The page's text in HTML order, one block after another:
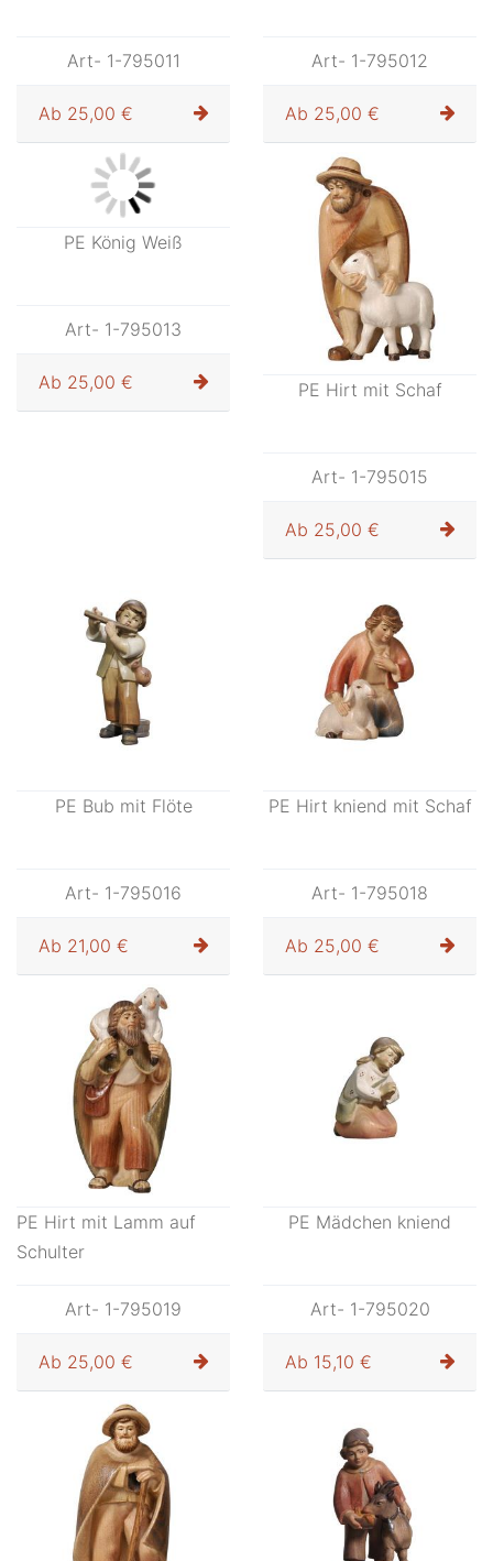
Art- 1-795011
Ab 25,00 €
Art- 1-795012
Ab 25,00 €
PE König Weiß PE Hirt mit Schaf
Art- 1-795015
Ab 25,00 €
PE Bub mit Flöte
Art- 1-795016
Ab 21,00 €
PE Hirt kniend mit Schaf
Art- 1-795018
Ab 25,00 €
PE Hirt mit Lamm auf
Schulter
Art- 1-795019
Ab 25,00 €
PE Mädchen kniend
Art- 1-795020
Ab 15,10 €